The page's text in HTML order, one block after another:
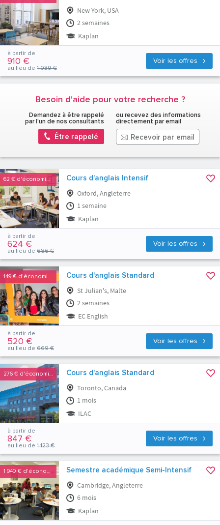
New York, USA
2 semaines
Kaplan
Voir les offres
à partir de
910 €
au lieu de 1 039 €
Besoin d'aide pour votre recherche ?
Demandez à être rappelé
par l'un de nos consultants
Être rappelé
ou recevez des informations
directement par email
Recevoir par email
62 € d'économies Cours d'anglais Intensif
Oxford, Angleterre
1 semaine
Kaplan
Voir les offres
à partir de
624 €
au lieu de 686 €
149 € d'économies Cours d'anglais Standard
St Julian's, Malte
2 semaines
EC English
Voir les offres
à partir de
520 €
au lieu de 669 €
276 € d'économies Cours d'anglais Standard
Toronto, Canada
1 mois
ILAC
Voir les offres
à partir de
847 €
au lieu de 1 123 €
1 940 € d'économies Semestre académique Semi-Intensif
Cambridge, Angleterre
6 mois
Kaplan